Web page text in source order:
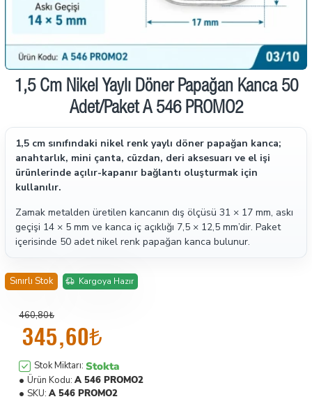
İndirimde
1,5 Cm Nikel Yaylı Döner Papağan Kanca 50
Adet/Paket A 546 PROMO2
1,5 cm sınıfındaki nikel renk yaylı döner papağan kanca;
anahtarlık, mini çanta, cüzdan, deri aksesuarı ve el işi
ürünlerinde açılır-kapanır bağlantı oluşturmak için
kullanılır.
Zamak metalden üretilen kancanın dış ölçüsü 31 × 17 mm, askı
geçişi 14 × 5 mm ve kanca iç açıklığı 7,5 × 12,5 mm’dir. Paket
içerisinde 50 adet nikel renk papağan kanca bulunur.
Sınırlı Stok Kargoya Hazır
345,60₺
460,80₺
Stok Miktarı: Stokta
Ürün Kodu: A 546 PROMO2
SKU: A 546 PROMO2